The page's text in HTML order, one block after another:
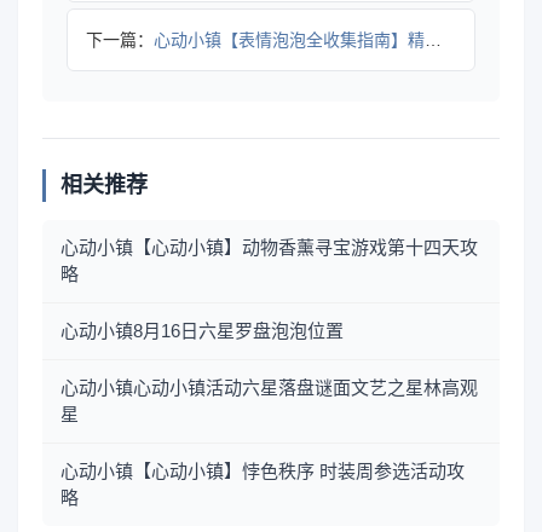
下一篇： 心动小镇【表情泡泡全收集指南】精准定位+触发技巧
相关推荐
心动小镇【心动小镇】动物香薰寻宝游戏第十四天攻
略
心动小镇8月16日六星罗盘泡泡位置
心动小镇心动小镇活动六星落盘谜面文艺之星林高观
星
心动小镇【心动小镇】悖色秩序 时装周参选活动攻
略